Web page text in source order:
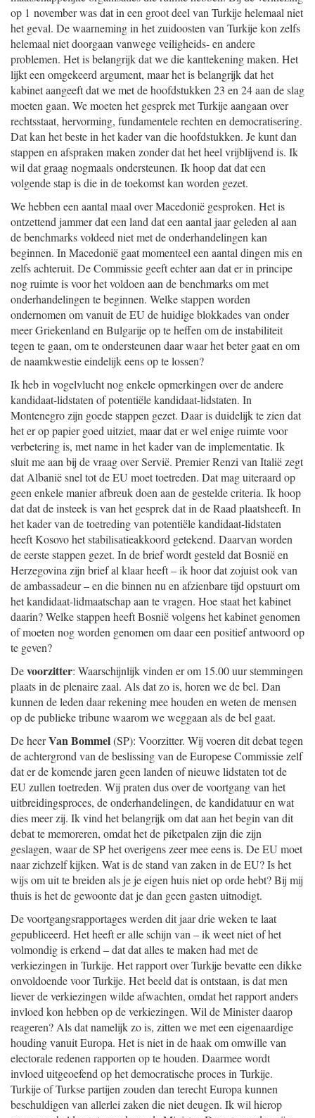
op 1 november was dat in een groot deel van Turkije helemaal niet
het geval. De waarneming in het zuidoosten van Turkije kon zelfs
helemaal niet doorgaan vanwege veiligheids- en andere
problemen. Het is belangrijk dat we die kanttekening maken. Het
lijkt een omgekeerd argument, maar het is belangrijk dat het
kabinet aangeeft dat we met de hoofdstukken 23 en 24 aan de slag
moeten gaan. We moeten het gesprek met Turkije aangaan over
rechtsstaat, hervorming, fundamentele rechten en democratisering.
Dat kan het beste in het kader van die hoofdstukken. Je kunt dan
stappen en afspraken maken zonder dat het heel vrijblijvend is. Ik
wil dat graag nogmaals ondersteunen. Ik hoop dat dat een
volgende stap is die in de toekomst kan worden gezet.
We hebben een aantal maal over Macedonië gesproken. Het is
ontzettend jammer dat een land dat een aantal jaar geleden al aan
de benchmarks voldeed niet met de onderhandelingen kan
beginnen. In Macedonië gaat momenteel een aantal dingen mis en
zelfs achteruit. De Commissie geeft echter aan dat er in principe
nog ruimte is voor het voldoen aan de benchmarks om met
onderhandelingen te beginnen. Welke stappen worden
ondernomen om vanuit de EU de huidige blokkades van onder
meer Griekenland en Bulgarije op te heffen om de instabiliteit
tegen te gaan, om te ondersteunen daar waar het beter gaat en om
de naamkwestie eindelijk eens op te lossen?
Ik heb in vogelvlucht nog enkele opmerkingen over de andere
kandidaat-lidstaten of potentiële kandidaat-lidstaten. In
Montenegro zijn goede stappen gezet. Daar is duidelijk te zien dat
het er op papier goed uitziet, maar dat er wel enige ruimte voor
verbetering is, met name in het kader van de implementatie. Ik
sluit me aan bij de vraag over Servië. Premier Renzi van Italië zegt
dat Albanië snel tot de EU moet toetreden. Dat mag uiteraard op
geen enkele manier afbreuk doen aan de gestelde criteria. Ik hoop
dat dat de insteek is van het gesprek dat in de Raad plaatsheeft. In
het kader van de toetreding van potentiële kandidaat-lidstaten
heeft Kosovo het stabilisatieakkoord getekend. Daarvan worden
de eerste stappen gezet. In de brief wordt gesteld dat Bosnië en
Herzegovina zijn brief al klaar heeft – ik hoor dat zojuist ook van
de ambassadeur – en die binnen nu en afzienbare tijd opstuurt om
het kandidaat-lidmaatschap aan te vragen. Hoe staat het kabinet
daarin? Welke stappen heeft Bosnië volgens het kabinet genomen
of moeten nog worden genomen om daar een positief antwoord op
te geven?
Devoorzitter: Waarschijnlijk vinden er om 15.00 uur stemmingen
plaats in de plenaire zaal. Als dat zo is, horen we de bel. Dan
kunnen de leden daar rekening mee houden en weten de mensen
op de publieke tribune waarom we weggaan als de bel gaat.
De heerVan Bommel(SP): Voorzitter. Wij voeren dit debat tegen
de achtergrond van de beslissing van de Europese Commissie zelf
dat er de komende jaren geen landen of nieuwe lidstaten tot de
EU zullen toetreden. Wij praten dus over de voortgang van het
uitbreidingsproces, de onderhandelingen, de kandidatuur en wat
dies meer zij. Ik vind het belangrijk om dat aan het begin van dit
debat te memoreren, omdat het de piketpalen zijn die zijn
geslagen, waar de SP het overigens zeer mee eens is. De EU moet
naar zichzelf kijken. Wat is de stand van zaken in de EU? Is het
wijs om uit te breiden als je je eigen huis niet op orde hebt? Bij mij
thuis is het de gewoonte dat je dan geen gasten uitnodigt.
De voortgangsrapportages werden dit jaar drie weken te laat
gepubliceerd. Het heeft er alle schijn van – ik weet niet of het
volmondig is erkend – dat dat alles te maken had met de
verkiezingen in Turkije. Het rapport over Turkije bevatte een dikke
onvoldoende voor Turkije. Het beeld dat is ontstaan, is dat men
liever de verkiezingen wilde afwachten, omdat het rapport anders
invloed kon hebben op de verkiezingen. Wil de Minister daarop
reageren? Als dat namelijk zo is, zitten we met een eigenaardige
houding vanuit Europa. Het is niet in de haak om omwille van
electorale redenen rapporten op te houden. Daarmee wordt
invloed uitgeoefend op het democratische proces in Turkije.
Turkije of Turkse partijen zouden dan terecht Europa kunnen
beschuldigen van allerlei zaken die niet deugen. Ik wil hierop